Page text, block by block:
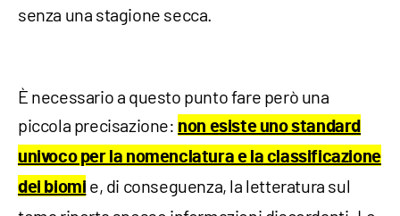
senza una stagione secca.
È necessario a questo punto fare però una
piccola precisazione: non esiste uno standard
univoco per la nomenclatura e la classificazione
dei biomi e, di conseguenza, la letteratura sul